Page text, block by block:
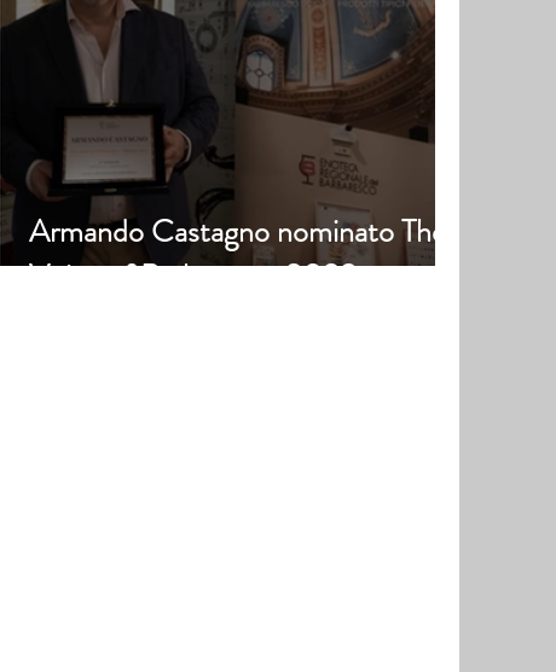
Armando Castagno nominato The
Voice of Barbaresco 2023